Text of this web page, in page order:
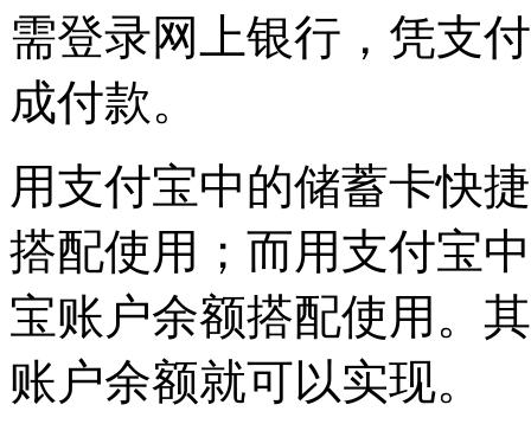
需登录网上银行，凭支
成付款。
用支付宝中的储蓄卡快
搭配使用；而用支付宝
宝账户余额搭配使用。
账户余额就可以实现。